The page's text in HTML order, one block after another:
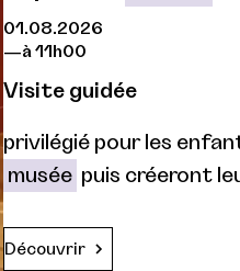
01.08.2026
à 11h00
Visite guidée
privilégié pour les
musée puis créeront
Découvrir